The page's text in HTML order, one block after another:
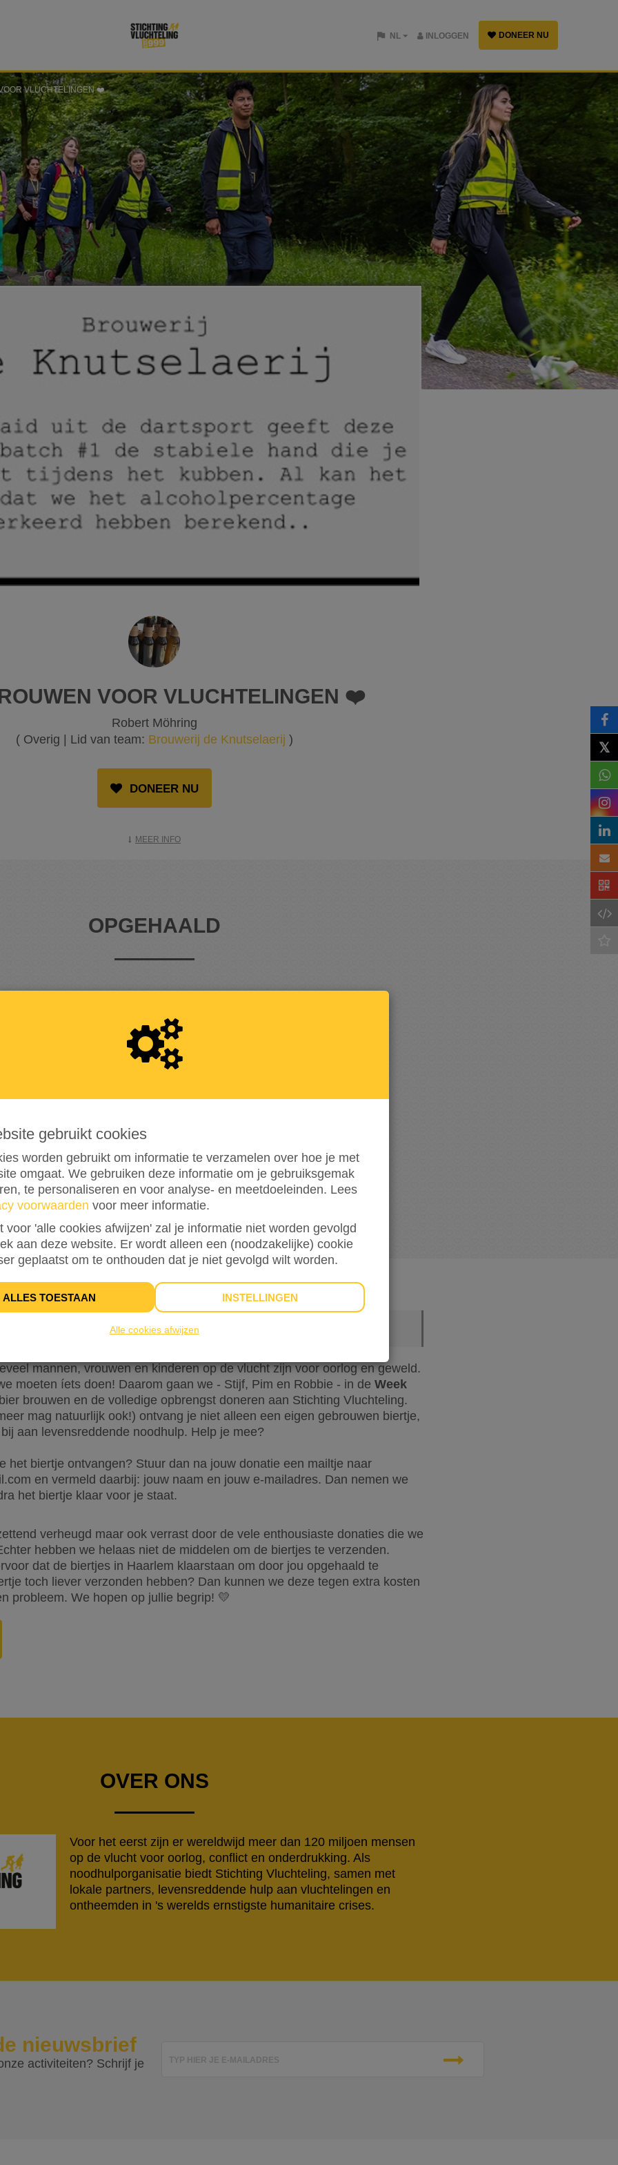
DONEER NU
INLOGGEN
NL
VLUCHTELINGEN ❤️
VOOR VLUCHTELINGEN ❤️
Robert Möhring
( Overig | Lid van team: Brouwerij de Knutselaerij )
DONEER NU
MEER INFO
OPGEHAALD
1
18
DONATIES
INFO DONATEURS
mannen, vrouwen en kinderen op de vlucht zijn voor oorlog en geweld.
moeten íets doen! Daarom gaan we - Stijf, Pim en Robbie - in de Week
brouwen en de volledige opbrengst doneren aan Stichting Vluchteling.
mag natuurlijk ook!) ontvang je niet alleen een eigen gebrouwen biertje,
aan levensreddende noodhulp. Help je mee?
het biertje ontvangen? Stuur dan na jouw donatie een mailtje naar
en vermeld daarbij: jouw naam en jouw e-mailadres. Dan nemen we
het biertje klaar voor je staat.
verheugd maar ook verrast door de vele enthousiaste donaties die we
hebben we helaas niet de middelen om de biertjes te verzenden.
dat de biertjes in Haarlem klaarstaan om door jou opgehaald te
toch liever verzonden hebben? Dan kunnen we deze tegen extra kosten
probleem. We hopen op jullie begrip! 💛
OVER ONS
Voor het eerst zijn er wereldwijd meer dan 120 miljoen mensen
op de vlucht voor oorlog, conflict en onderdrukking. Als
noodhulporganisatie biedt Stichting Vluchteling, samen met
lokale partners, levensreddende hulp aan vluchtelingen en
ontheemden in 's werelds ernstigste humanitaire crises.
nieuwsbrief
activiteiten? Schrijf je TYP HIER JE E-MAILADRES
𝕏
gebruikt cookies
worden gebruikt om informatie te verzamelen over hoe je met
omgaat. We gebruiken deze informatie om je gebruiksgemak
te personaliseren en voor analyse- en meetdoeleinden. Lees
voorwaarden voor meer informatie.
voor 'alle cookies afwijzen' zal je informatie niet worden gevolgd
aan deze website. Er wordt alleen een (noodzakelijke) cookie
geplaatst om te onthouden dat je niet gevolgd wilt worden.
ALLES TOESTAAN INSTELLINGEN
Alle cookies afwijzen